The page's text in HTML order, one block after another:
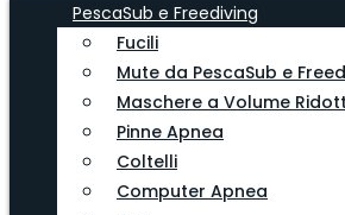
PescaSub e Freediving
Fucili
Mute da PescaSub e
Maschere a Volume
Pinne Apnea
Coltelli
Computer Apnea